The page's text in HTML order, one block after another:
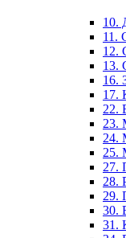
10.
11.
12.
13.
16.
17.
22.
23.
24.
25.
27.
28.
29.
30.
31.